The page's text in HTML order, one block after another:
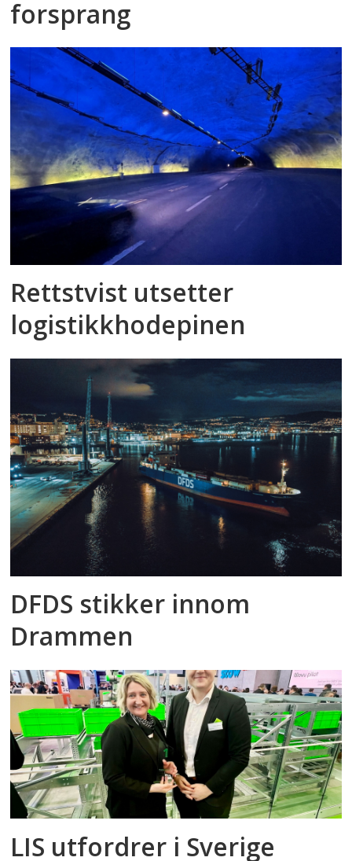
forsprang
Rettstvist utsetter
logistikkhodepinen
DFDS stikker innom
Drammen
LIS utfordrer i Sverige